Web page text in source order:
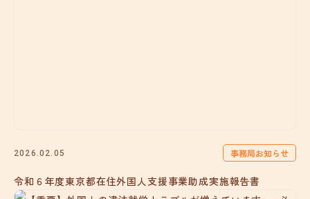
2026.02.05 事務局お知らせ
令和６年度東京都在住外国人支援事業助成実施報告書